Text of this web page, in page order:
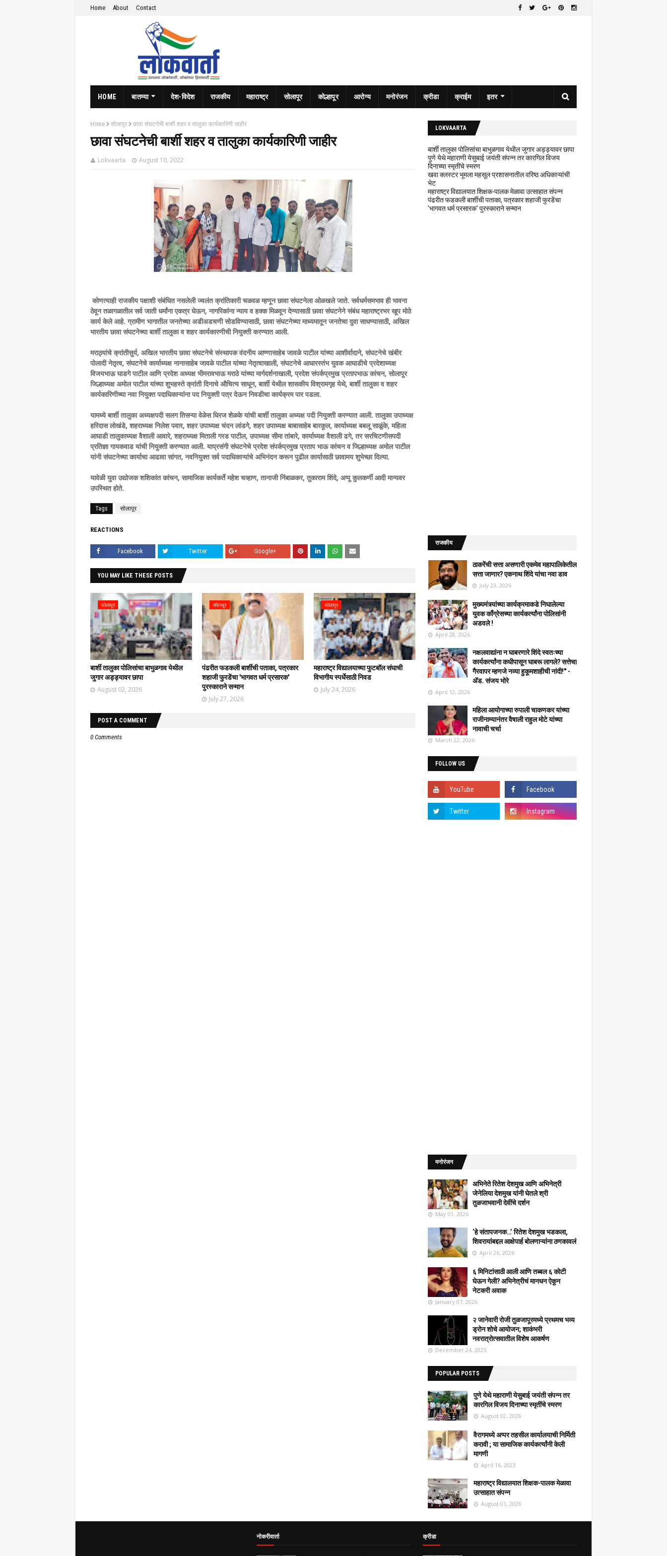
Home About Contact
HOME बातम्या देश-विदेश राजकीय महाराष्ट्र सोलापूर कोल्हापूर आरोग्य मनोरंजन क्रीडा क्राईम इतर
Home सोलापूर छावा संघटनेची बार्शी शहर व तालुका कार्यकारिणी जाहीर
छावा संघटनेची बार्शी शहर व तालुका कार्यकारिणी जाहीर
Lokvaarta August 10, 2022
कोणत्याही राजकीय पक्षाशी संबंधित नसलेली ज्वलंत क्रांतिकारी चळवळ म्हणून छावा संघटनेला ओळखले जाते. सर्वधर्मसमभाव ही भावना
ठेवून तळागळातील सर्व जाती धर्मांना एकत्र घेऊन, नागरिकांना न्याय व हक्क मिळवून देण्यासाठी छावा संघटनेने संबंध महाराष्ट्रभर खूप मोठे
कार्य केले आहे. ग्रामीण भागातील जनतेच्या अडीअडचणी सोडविण्यासाठी, छावा संघटनेच्या माध्यमातून जनतेचा दुवा साधण्यासाठी, अखिल
भारतीय छावा संघटनेच्या बार्शी तालुका व शहर कार्यकारणीची नियुक्ती करण्यात आली.
मराठ्यांचे क्रांतीसुर्य, अखिल भारतीय छावा संघटनेचे संस्थापक वंदनीय आण्णासाहेब जावळे पाटील यांच्या आशीर्वादाने, संघटनेचे खंबीर
पोलादी नेतृत्व, संघटनेचे कार्याध्यक्ष नानासाहेब जावळे पाटील यांच्या नेतृत्वाखाली, संघटनेचे आधारस्तंभ युवक आघाडीचे प्रदेशाध्यक्ष
विजयभाऊ घाडगे पाटील आणि प्रदेश अध्यक्ष भीमरावभाऊ मराठे यांच्या मार्गदर्शनाखाली, प्रदेश संपर्कप्रमुख प्रतापभाऊ कांचन, सोलापूर
जिल्हाध्यक्ष अमोल पाटील यांच्या शुभहस्ते क्रांती दिनाचे औचित्य साधून, बार्शी येथील शासकीय विश्रामगृह येथे, बार्शी तालुका व शहर
कार्यकारिणीच्या नवा नियुक्त पदाधिकाऱ्यांना पद नियुक्ती पत्र देऊन निवडीचा कार्यक्रम पार पडला.
यामध्ये बार्शी तालुका अध्यक्षपदी सलग तिसऱ्या वेळेस धिरज शेळके यांची बार्शी तालुका अध्यक्ष पदी नियुक्ती करण्यात आली. तालुका उपाध्यक्ष
हरिदास लोखंडे, शहराध्यक्ष निलेश पवार, शहर उपाध्यक्ष चंदन लांडगे, शहर उपाध्यक्ष बाबासाहेब बारकूल, कार्याध्यक्ष बबलू साळुंके, महिला
आघाडी तालुकाध्यक्ष वैशाली आवारे, शहराध्यक्ष मिताली गरड पाटील, उपाध्यक्ष सीमा तांबारे, कार्याध्यक्ष वैशाली ढगे, तर सरचिटणीसपदी
प्रतिज्ञा गायकवाड यांची नियुक्ती करण्यात आली. याप्रसंगी संघटनेचे प्रदेश संपर्कप्रमुख प्रताप भाऊ कांचन व जिल्हाध्यक्ष अमोल पाटील
यांनी संघटनेच्या कार्याचा आढावा सांगत, नवनियुक्त सर्व पदाधिकाऱ्यांचे अभिनंदन करून पुढील कार्यासाठी छावामय शुभेच्छा दिल्या.
यावेळी युवा उद्योजक शशिकांत कांचन, सामाजिक कार्यकर्ते महेश चव्हाण, तानाजी निंबाळकर, तुकाराम शिंदे, अप्पू कुलकर्णी आदी मान्यवर
उपस्थित होते.
Tags सोलापूर
REACTIONS
Facebook Twitter Google+
YOU MAY LIKE THESE POSTS
सोलापूर
बार्शी तालुका पोलिसांचा बाभुळगाव येथील
जुगार अड्ड्यावर छापा
August 02, 2026
सोलापूर
पंढरीत फडकली बार्शीची पताका, पत्रकार
शहाजी फुरडेंचा 'भागवत धर्म प्रसारक'
पुरस्काराने सन्मान
July 27, 2026
सोलापूर
महाराष्ट्र विद्यालयाच्या फुटबॉल संघाची
विभागीय स्पर्धेसाठी निवड
July 24, 2026
POST A COMMENT
0 Comments
LOKVAARTA
बार्शी तालुका पोलिसांचा बाभुळगाव येथील जुगार अड्ड्यावर छापा
पुणे येथे महाराणी येसुबाई जयंती संपन्न तर कारगिल विजय
दिनाच्या स्मृतींचे स्मरण
खवा क्लस्टर भूमला महसूल प्रशासनातील वरिष्ठ अधिकाऱ्यांची
भेट
महाराष्ट्र विद्यालयात शिक्षक-पालक मेळावा उत्साहात संपन्न
पंढरीत फडकली बार्शीची पताका, पत्रकार शहाजी फुरडेंचा
'भागवत धर्म प्रसारक' पुरस्काराने सन्मान
राजकीय
ठाकरेंची सत्ता असणारी एकमेव महापालिकेतील
सत्ता जाणार? एकनाथ शिंदे यांचा नवा डाव
July 23, 2026
मुख्यमंत्र्यांच्या कार्यक्रमाकडे निघालेल्या
युवक काँग्रेसच्या कार्यकर्त्यांना पोलिसांनी
अडवले !
April 28, 2026
नक्षलवाद्यांना न घाबरणारे शिंदे स्वतःच्या
कार्यकर्त्यांना कधीपासून घाबरू लागले? सत्तेचा
गैरवापर म्हणजे नव्या हुकूमशाहीची नांदी!" -
ॲड. संजय भोरे
April 12, 2026
महिला आयोगाच्या रुपाली चाकणकर यांच्या
राजीनाम्यानंतर वैषाली राहुल मोटे यांच्या
नावाची चर्चा
March 22, 2026
FOLLOW US
मनोरंजन
अभिनेते रितेश देशमुख आणि अभिनेत्री
जेनेलिया देशमुख यांनी घेतले श्री
तुळजाभवानी देवींचे दर्शन
May 01, 2026
‘हे संतापजनक…’ रितेश देशमुख भडकला,
शिवरायांबद्दल आक्षेपार्ह बोलणाऱ्यांना ठणकावलं
April 26, 2026
६ मिनिटांसाठी आली आणि तब्बल ६ कोटी
घेऊन गेली? अभिनेत्रीचं मानधन ऐकून
नेटकरी अवाक
January 07, 2026
२ जानेवारी रोजी तुळजापूरमध्ये प्रथमच भव्य
ड्रोन शोचे आयोजन; शाकंभरी
नवरात्रोत्सवातील विशेष आकर्षण
December 24, 2025
POPULAR POSTS
पुणे येथे महाराणी येसुबाई जयंती संपन्न तर
कारगिल विजय दिनाच्या स्मृतींचे स्मरण
August 02, 2026
वैरागमध्ये अप्पर तहसील कार्यालयाची निर्मिती
करावी ; या सामाजिक कार्यकर्त्यांनी केली
मागणी
April 16, 2023
महाराष्ट्र विद्यालयात शिक्षक-पालक मेळावा
उत्साहात संपन्न
August 01, 2026
नोकरीवार्ता क्रीडा